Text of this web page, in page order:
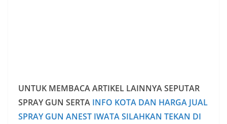
UNTUK MEMBACA ARTIKEL LAINNYA SEPUTAR
SPRAY GUN SERTA INFO KOTA DAN HARGA JUAL
SPRAY GUN ANEST IWATA SILAHKAN TEKAN DI